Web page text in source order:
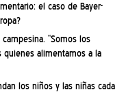
el caso de Bayer-
“Somos los
quienes alimentamos a la
los niños y las niñas cada